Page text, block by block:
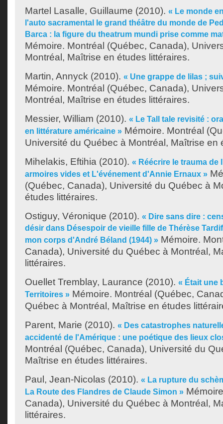
Martel Lasalle, Guillaume (2010). « Le monde
l'auto sacramental le grand théâtre du monde de
Barca : la figure du theatrum mundi prise comme
Mémoire. Montréal (Québec, Canada),
Montréal, Maîtrise en études littéraires.
Martin, Annyck (2010). « Une grappe de lilas ;
Mémoire. Montréal (Québec, Canada),
Montréal, Maîtrise en études littéraires.
Messier, William (2010). « Le Tall tale revisité :
en littérature américaine » Mémoire. Montréal
Université du Québec à Montréal, Maîtrise en
Mihelakis, Eftihia (2010). « Réécrire le trauma de
armoires vides et L'événement d'Annie Ernaux »
(Québec, Canada), Université du Québec à
études littéraires.
Ostiguy, Véronique (2010). « Dire sans dire :
désir dans Désespoir de vieille fille de Thérèse
mon corps d'André Béland (1944) » Mémoire.
Canada), Université du Québec à Montréal,
littéraires.
Ouellet Tremblay, Laurance (2010). « Était une
Territoires » Mémoire. Montréal (Québec,
Québec à Montréal, Maîtrise en études
Parent, Marie (2010). « Des catastrophes
accidenté de l'Amérique : une poétique des lieux
Montréal (Québec, Canada), Université du
Maîtrise en études littéraires.
Paul, Jean-Nicolas (2010). « La rupture du
La Route des Flandres de Claude Simon »
Canada), Université du Québec à Montréal,
littéraires.